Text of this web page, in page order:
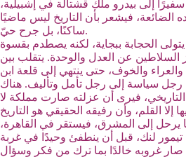
إلى بيدرو ملك قشتالة في إشبيلية،
الضائعة، فيشعر بأن التاريخ ليس ماضيًا
ساكنًا، بل جرح حيّ.
الحجابة ببجاية، لكنه يصطدم بقسوة
السلاطين عن العدل والوحدة. يتقلب بين
والعراء والخوف، حتى ينتهي إلى قلعة ابن
سياسة إلى رجل تأمل وتأليف. هناك
فيرى أن عزلته صارت مملكة لا
يرحل إلى المشرق، فيستقر في القاهرة،
تيمور لنك، قبل أن ينطفئ وحيدًا في غربة